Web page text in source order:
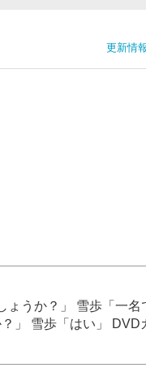
更新情
うか？」 雪歩「一名
」 雪歩「はい」 DVD